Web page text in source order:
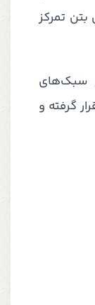
تمرکز
سبک‌های
گرفته و